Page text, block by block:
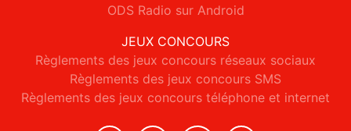
ODS Radio sur Android
JEUX CONCOURS
Règlements des jeux concours réseaux sociaux
Règlements des jeux concours SMS
Règlements des jeux concours téléphone et internet